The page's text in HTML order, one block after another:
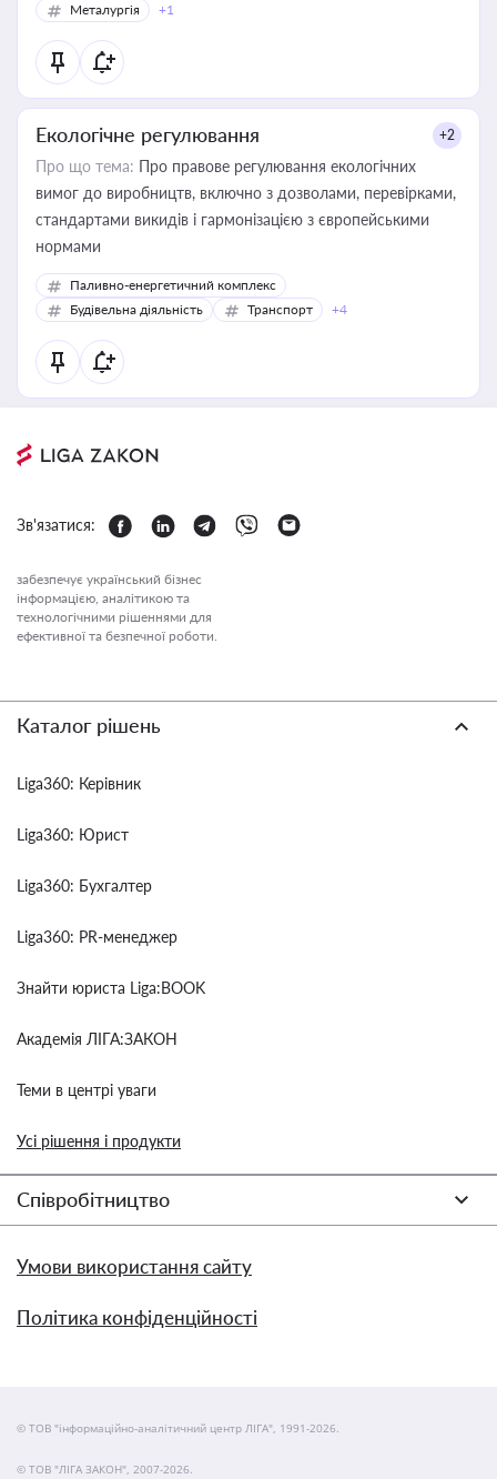
Металургія
+1
Екологічне регулювання +2
Про що тема: Про правове регулювання екологічних
вимог до виробництв, включно з дозволами, перевірками,
стандартами викидів і гармонізацією з європейськими
нормами
Паливно-енергетичний комплекс
Будівельна діяльність
Транспорт +4
Зв'язатися:
забезпечує український бізнес
інформацією, аналітикою та
технологічними рішеннями для
ефективної та безпечної роботи.
Каталог рішень
Liga360: Керівник
Liga360: Юрист
Liga360: Бухгалтер
Liga360: PR-менеджер
Знайти юриста Liga:BOOK
Академія ЛІГА:ЗАКОН
Теми в центрі уваги
Усі рішення і продукти
Співробітництво
Умови використання сайту
Політика конфіденційності
© ТОВ "інформаційно-аналітичний центр ЛІГА", 1991-2026.
© ТОВ "ЛІГА ЗАКОН", 2007-2026.